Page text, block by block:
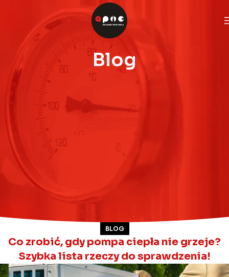
Blog
BLOG
Co zrobić, gdy pompa ciepła nie grzeje?
Szybka lista rzeczy do sprawdzenia!